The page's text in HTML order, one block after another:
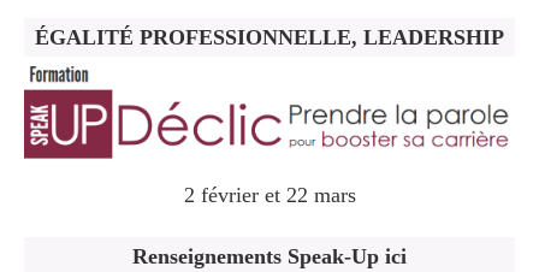
ÉGALITÉ PROFESSIONNELLE, LEADERSHIP
2 février et 22 mars
Renseignements Speak-Up ici